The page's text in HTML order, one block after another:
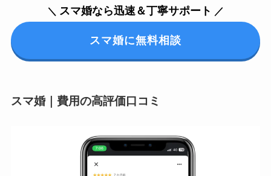
＼ スマ婚なら迅速＆丁寧サポート ／
スマ婚に無料相談
スマ婚｜費用の高評価口コミ